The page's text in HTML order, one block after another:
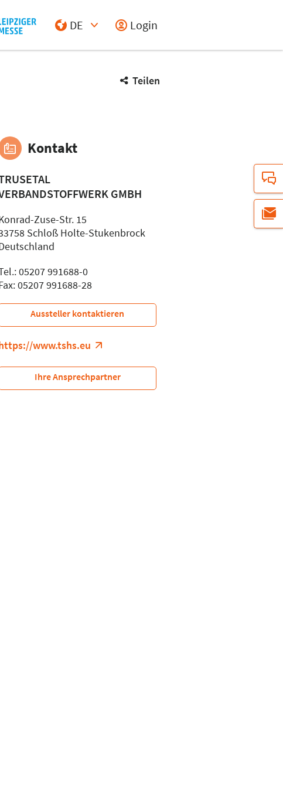
DE
Login
Teilen
Kontakt
GMBH
Zuse-Str. 15
Schloß Holte-Stukenbrock
05207 991688-0
05207 991688-28
Aussteller kontaktieren
www.tshs.eu
Ihre Ansprechpartner